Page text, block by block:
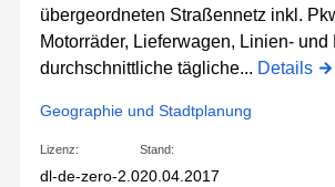
übergeordneten Straßennetz inkl.
Motorräder, Lieferwagen, Linien-
durchschnittliche tägliche... Details
Geographie und Stadtplanung
Lizenz:
dl-de-zero-2.0
Stand:
20.04.2017